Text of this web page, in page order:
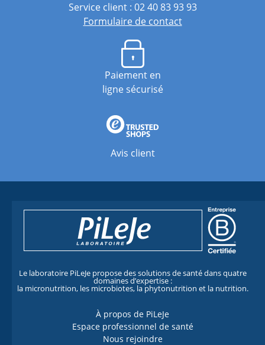
Service client : 02 40 83 93 93
Formulaire de contact
Paiement en
ligne sécurisé
Avis client
Le laboratoire PiLeJe propose des solutions de santé dans quatre
domaines d’expertise :
la micronutrition, les microbiotes, la phytonutrition et la nutrition.
À propos de PiLeJe
Espace professionnel de santé
Nous rejoindre